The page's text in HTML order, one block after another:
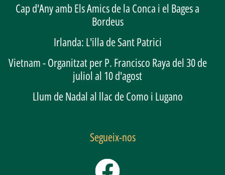
Cap d'Any amb Els Amics de la Conca i el Bages a
Bordeus
Irlanda: L'illa de Sant Patrici
Vietnam - Organitzat per P. Francisco Raya del 30 de
juliol al 10 d'agost
Llum de Nadal al llac de Como i Lugano
Segueix-nos